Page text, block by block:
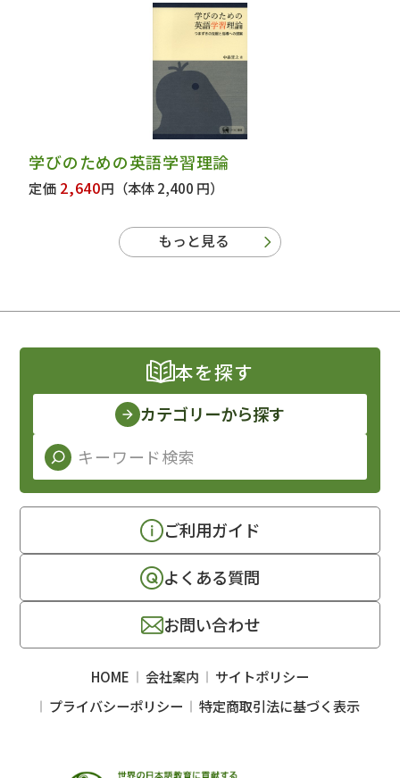
学びのための英語学習理論
定価 2,640円 （本体 2,400 円）
もっと見る
本を探す
カテゴリーから探す
ご利用ガイド
よくある質問
お問い合わせ
HOME 会社案内
サイトポリシー
プライバシーポリシー
特定商取引法に基づく表示